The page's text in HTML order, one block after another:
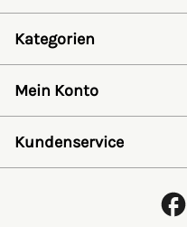
Kategorien
Schermaschinen
Futter- & Tränkesysteme
Haus, Hof & Stall
SALE
Mein Konto
Registrieren
Wunschzettel
Passwort vergessen
Kundenservice
Kostenlose Fachberatung